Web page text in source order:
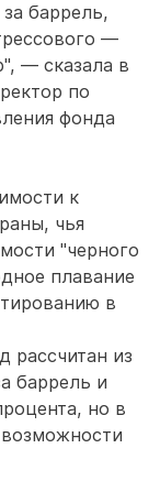
баррель,
—
— сказала в
по
фонда
к
чья
"черного
плавание
в
рассчитан из
баррель и
но в